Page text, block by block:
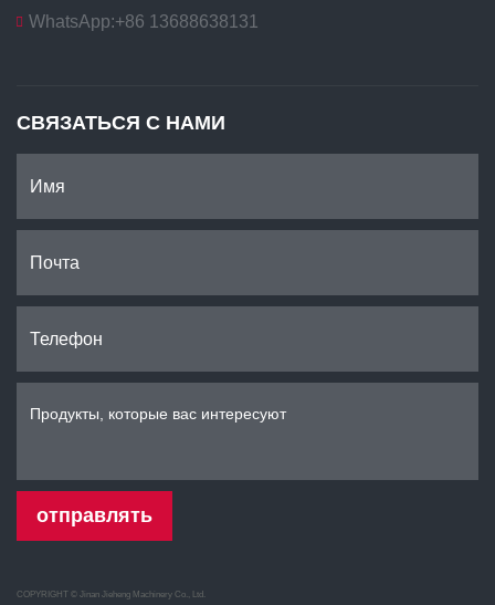
WhatsApp:+86 13688638131
СВЯЗАТЬСЯ С НАМИ
отправлять
COPYRIGHT © Jinan Jieheng Machinery Co., Ltd.